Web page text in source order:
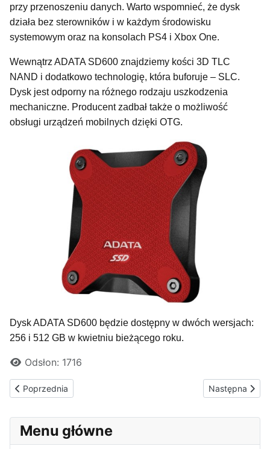
Menu główne
przy przenoszeniu danych. Warto wspomnieć, że dysk
działa bez sterowników i w każdym środowisku
systemowym oraz na konsolach PS4 i Xbox One.
Wewnątrz ADATA SD600 znajdziemy kości 3D TLC
NAND i dodatkowo technologię, która buforuje – SLC.
Dysk jest odporny na różnego rodzaju uszkodzenia
mechaniczne. Producent zadbał także o możliwość
obsługi urządzeń mobilnych dzięki OTG.
Dysk ADATA SD600 będzie dostępny w dwóch wersjach:
256 i 512 GB w kwietniu bieżącego roku.
Odsłon: 1716
Poprzednia strona: Pazera Free MP4 to AVI Converter 1.13 do
Poprzednia Następna
Następna